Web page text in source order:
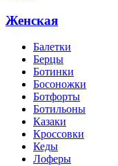
Женская
Балетки
Берцы
Ботинки
Босоножки
Ботфорты
Ботильоны
Казаки
Кроссовки
Кеды
Лоферы